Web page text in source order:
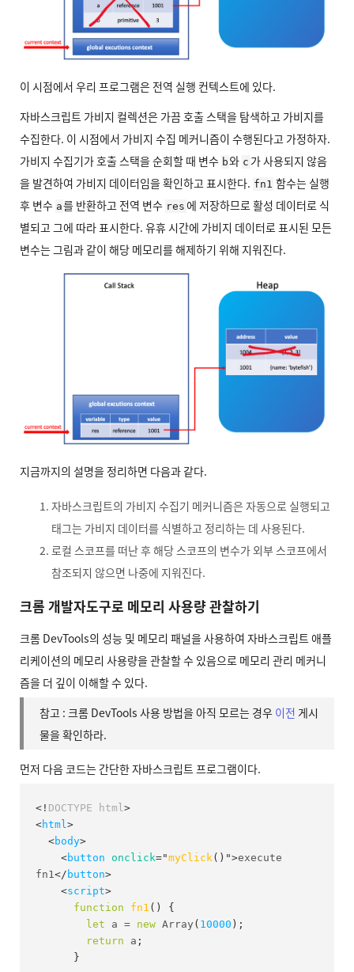
이 시점에서 우리 프로그램은 전역 실행 컨텍스트에 있다.
자바스크립트 가비지 컬렉션은 가끔 호출 스택을 탐색하고 가비지를
수집한다. 이 시점에서 가비지 수집 메커니즘이 수행된다고 가정하자.
가비지 수집기가 호출 스택을 순회할 때 변수 b와 c 가 사용되지 않음
을 발견하여 가비지 데이터임을 확인하고 표시한다. fn1 함수는 실행
후 변수 a를 반환하고 전역 변수 res 에 저장하므로 활성 데이터로 식
별되고 그에 따라 표시한다. 유휴 시간에 가비지 데이터로 표시된 모든
변수는 그림과 같이 해당 메모리를 해제하기 위해 지워진다.
지금까지의 설명을 정리하면 다음과 같다.
자바스크립트의 가비지 수집기 메커니즘은 자동으로 실행되고
태그는 가비지 데이터를 식별하고 정리하는 데 사용된다.
로컬 스코프를 떠난 후 해당 스코프의 변수가 외부 스코프에서
참조되지 않으면 나중에 지워진다.
크롬 개발자도구로 메모리 사용량 관찰하기
크롬 DevTools의 성능 및 메모리 패널을 사용하여 자바스크립트 애플
리케이션의 메모리 사용량을 관찰할 수 있음으로 메모리 관리 메커니
즘을 더 깊이 이해할 수 있다.
참고 : 크롬 DevTools 사용 방법을 아직 모르는 경우 이전 게시
물을 확인하라.
먼저 다음 코드는 간단한 자바스크립트 프로그램이다.
<! DOCTYPE html>
<html>
<body>
<button onclick="myClick( ) ">execute
fn1</ button>
<script>
function
fn1 ( )
{
let a = new Array ( 10000 ) ;
return a ;
}